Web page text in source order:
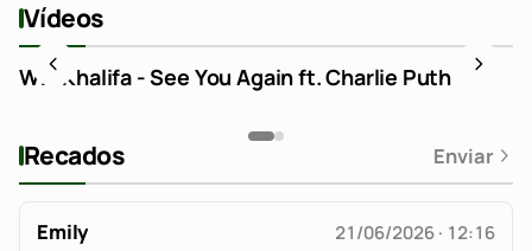
Vídeos
Wiz Khalifa - See You Again ft. Charlie Puth
Recados Enviar
Emily 21/06/2026 · 12:16